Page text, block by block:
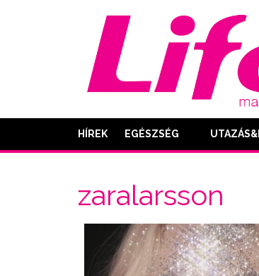
HÍREK EGÉSZSÉG
zaralarsson